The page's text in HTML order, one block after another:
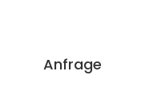
Anfrage